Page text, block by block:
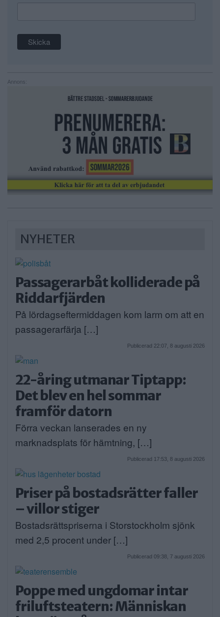
Annons:
NYHETER
Passagerarbåt kolliderade på
Riddarfjärden
På lördagseftermiddagen kom larm om att en
passagerarfärja […]
Publicerad 22:07, 8 augusti 2026
22-åring utmanar Tiptapp:
Det blev en hel sommar
framför datorn
Förra veckan lanserades en ny
marknadsplats för hämtning, […]
Publicerad 17:53, 8 augusti 2026
Priser på bostadsrätter faller
– villor stiger
Bostadsrättspriserna i Storstockholm sjönk
med 2,5 procent under […]
Publicerad 09:38, 7 augusti 2026
Poppe med ungdomar intar
friluftsteatern: Människan